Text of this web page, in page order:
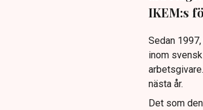
IKEM:s
Sedan
inom
nästa år.
Det som